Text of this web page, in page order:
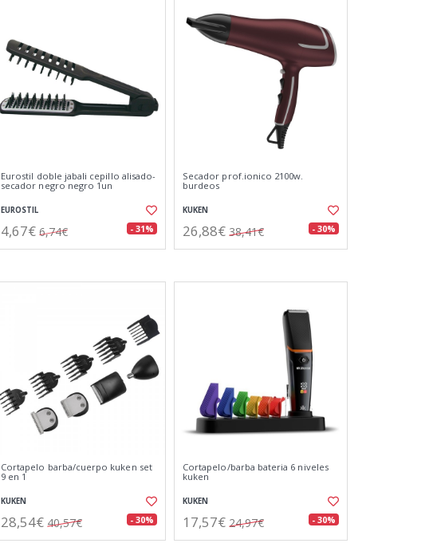
Eurostil doble jabali cepillo alisado-
secador negro negro 1un
EUROSTIL
4,67€ 6,74€ - 31%
Secador prof.ionico 2100w.
burdeos
KUKEN
26,88€ 38,41€ - 30%
Cortapelo barba/cuerpo kuken set
9 en 1
KUKEN
28,54€ 40,57€ - 30%
Cortapelo/barba bateria 6 niveles
kuken
KUKEN
17,57€ 24,97€ - 30%